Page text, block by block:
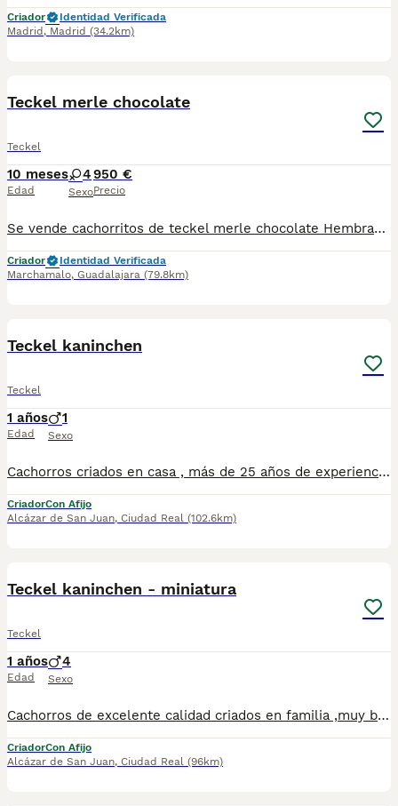
Criador
Identidad Verificada
Madrid , Madrid (34.2km)
Teckel merle chocolate
Teckel
10 meses
Edad
4
Sexo
950 €
Precio
Se vende cachorritos de teckel merle chocolate Hembras.. Listas para entregar Se entrega con cartilla pasaporte Desparasitaciones al día Vacunas correspondientes a su edad Para más información escribe al whatsapp de 616121781
Criador
Identidad Verificada
Marchamalo, Guadalajara (79.8km)
Teckel kaninchen
Teckel
1 años
Edad
1
Sexo
Cachorros criados en casa , más de 25 años de experiencia. NO tienda, NO multicriadero, muy buenas lineas de sangre , excelente calidad precio, se entregan con todas las vacunas y desparasitaciones correspondientes a su edad.
CriadorCon Afijo
Alcázar de San Juan, Ciudad Real (102.6km)
Teckel kaninchen - miniatura
Teckel
1 años
Edad
4
Sexo
Cachorros de excelente calidad criados en familia ,muy buenas líneas de sangre , NO somos tienda ni multicriadero
CriadorCon Afijo
Alcázar de San Juan, Ciudad Real (96km)